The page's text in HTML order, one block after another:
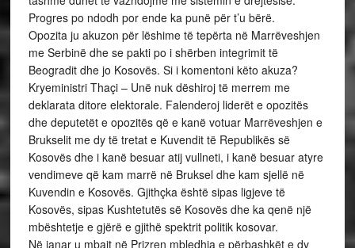
Progres po ndodh por ende ka punë për t’u bërë.
Opozita ju akuzon për lëshime të tepërta në Marrëveshjen
me Serbinë dhe se pakti po i shërben integrimit të
Beogradit dhe jo Kosovës. Si i komentoni këto akuza?
Kryeministri Thaçi – Unë nuk dëshiroj të merrem me
deklarata ditore elektorale. Falenderoj liderët e opozitës
dhe deputetët e opozitës që e kanë votuar Marrëveshjen e
Brukselit me dy të tretat e Kuvendit të Republikës së
Kosovës dhe i kanë besuar atij vullneti, i kanë besuar atyre
vendimeve që kam marrë në Bruksel dhe kam sjellë në
Kuvendin e Kosovës. Gjithçka është sipas ligjeve të
Kosovës, sipas Kushtetutës së Kosovës dhe ka qenë një
mbështetje e gjërë e gjithë spektrit politik kosovar.
Në janar u mbajt në Prizren mbledhja e përbashkët e dy